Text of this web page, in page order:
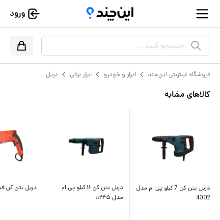
ورود
جستجو کنید...
فروشگاه اینترنتی این‌چند ابزار و خودرو ابزار برقی دریل
کالاهای مشابه
دریل بتن کن 7 کیلو پی ام مدل
4002
دریل بتن کن ۱۱ کیلو پی ام
مدل ۱۱۲۴۵
دریل بتن کن